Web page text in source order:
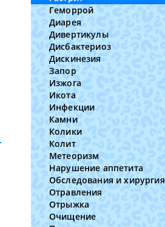
Геморрой
Диарея
Дивертикулы
Дисбактериоз
Дискинезия
Запор
Изжога
Икота
Инфекции
Камни
Колики
Колит
Метеоризм
Нарушение аппетита
Обследования и хирургия
Отравления
Отрыжка
Очищение